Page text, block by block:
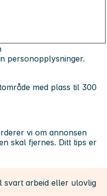
personopplysninger.
med plass til 300
vi om annonsen
skal fjernes. Ditt tips er
svart arbeid eller ulovlig